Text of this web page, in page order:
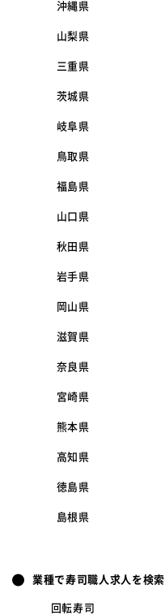
沖縄県
山梨県
三重県
茨城県
岐阜県
鳥取県
福島県
山口県
秋田県
岩手県
岡山県
滋賀県
奈良県
宮崎県
熊本県
高知県
徳島県
島根県
業種で寿司職人求人を検索
回転寿司